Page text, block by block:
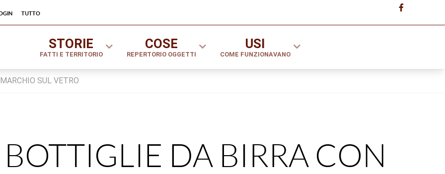
tutto
STORIE
FATTI E TERRITORIO
COSE
REPERTORIO OGGETTI
USI
COME FUNZIONAVANO
SUL VETRO
BOTTIGLIE DA BIRRA CON